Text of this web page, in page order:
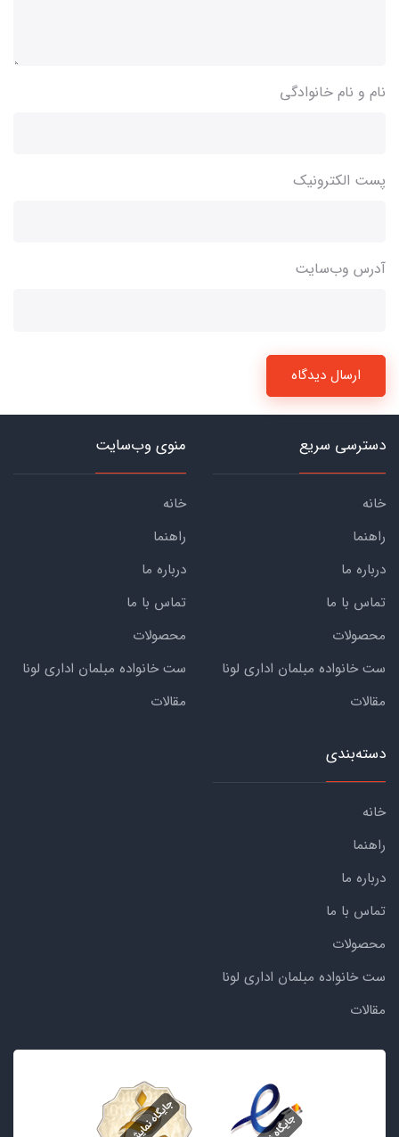
نام و نام خانوادگی
پست الکترونیک
آدرس وب‌سایت
ارسال دیدگاه
دسترسی سریع
خانه
راهنما
درباره ما
تماس با ما
محصولات
ست خانواده مبلمان اداری لونا
مقالات
منوی وب‌سایت
خانه
راهنما
درباره ما
تماس با ما
محصولات
ست خانواده مبلمان اداری لونا
مقالات
دسته‌بندی
خانه
راهنما
درباره ما
تماس با ما
محصولات
ست خانواده مبلمان اداری لونا
مقالات